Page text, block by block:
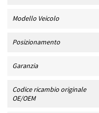
Modello Veicolo
Posizionamento
Garanzia
Codice ricambio originale
OE/OEM